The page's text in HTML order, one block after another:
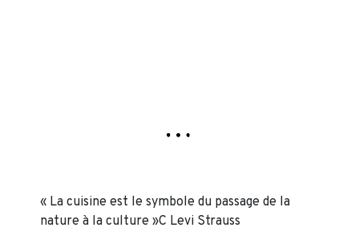
« La cuisine est le symbole du passage de la
nature à la culture »C Levi Strauss